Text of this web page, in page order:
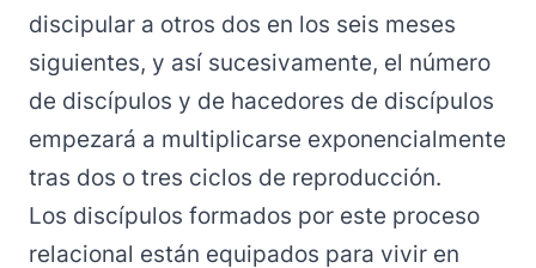
discipular a otros dos en los seis meses
siguientes, y así sucesivamente, el número
de discípulos y de hacedores de discípulos
empezará a multiplicarse exponencialmente
tras dos o tres ciclos de reproducción.
Los discípulos formados por este proceso
relacional están equipados para vivir en